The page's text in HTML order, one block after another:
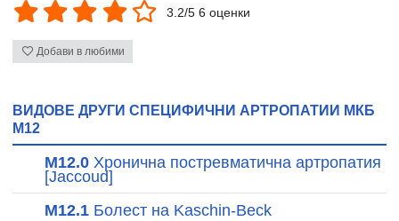
3.2/5 6 оценки
Добави в любими
ВИДОВЕ ДРУГИ СПЕЦИФИЧНИ АРТРОПАТИИ МКБ
M12
M12.0 Хронична постревматична артропатия
[Jaccoud]
M12.1 Болест на Kaschin-Beck